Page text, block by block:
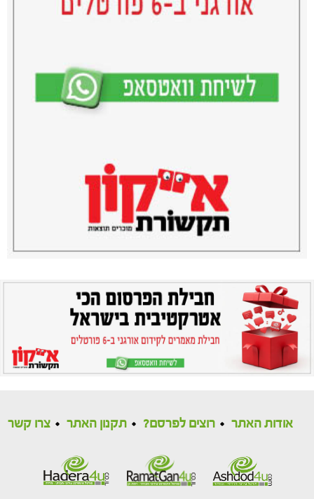
אודות האתר רוצים לפרסם? תקנון האתר צרו קשר